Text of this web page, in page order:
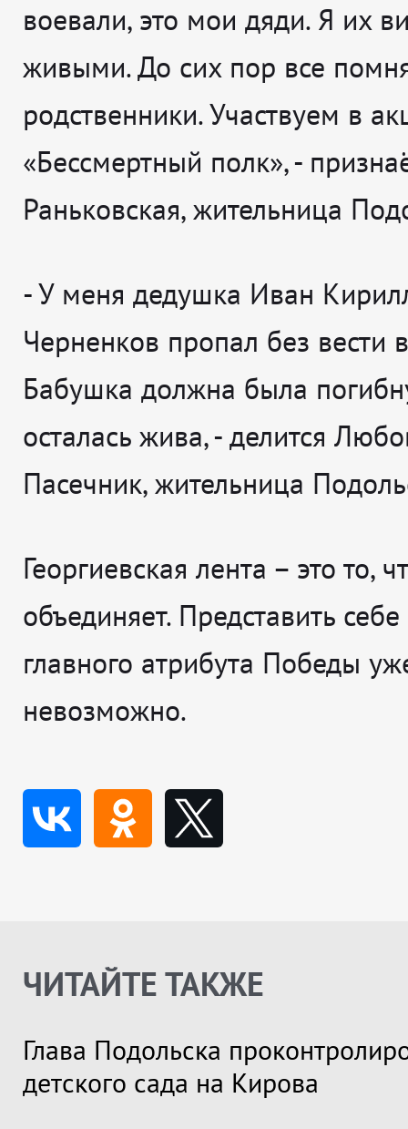
воевали, это мои дяди. Я их
живыми. До сих пор все
родственники. Участвуем в
«Бессмертный полк», -
Раньковская, жительница
-У меня дедушка Иван
Черненков пропал без вести
Бабушка должна была
осталась жива, - делится
Пасечник, жительница
Георгиевская лента – это то,
объединяет. Представить
главного атрибута Победы
невозможно.
ЧИТАЙТЕ ТАКЖЕ
Глава Подольска
детского сада на Кирова